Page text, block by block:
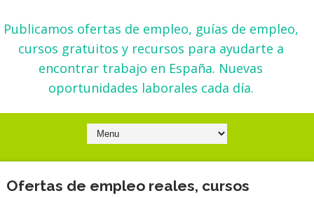
Publicamos ofertas de empleo, guías de empleo,
cursos gratuitos y recursos para ayudarte a
encontrar trabajo en España. Nuevas
oportunidades laborales cada día.
Ofertas de empleo reales, cursos